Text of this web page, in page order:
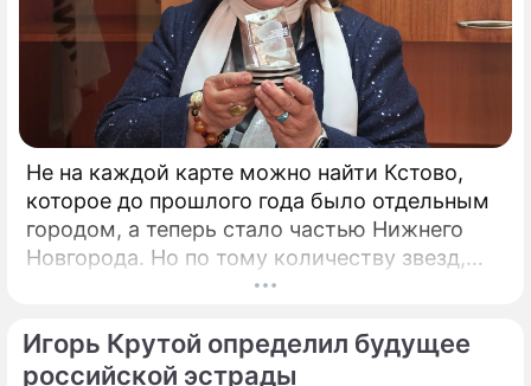
Не на каждой карте можно найти Кстово,
которое до прошлого года было отдельным
городом, а теперь стало частью Нижнего
Новгорода. Но по тому количеству звезд,
которые приезжают сюда каждый год,
Повод – открытый российский
кинофестиваль "КСТОкино". В этом году он
Игорь Крутой определил будущее
российской эстрады